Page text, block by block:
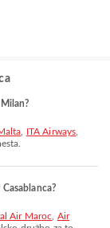
ITA Airways
Air Maroc
Air